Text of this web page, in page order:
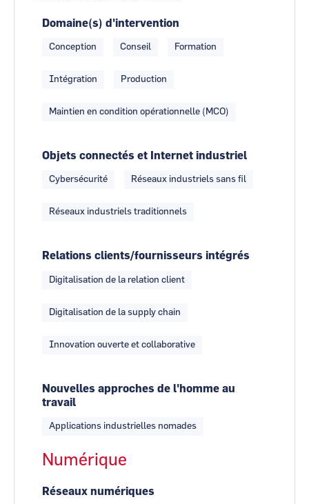
Domaine(s) d'intervention
Conception Conseil Formation
Intégration Production
Maintien en condition opérationnelle (MCO)
Objets connectés et Internet industriel
Cybersécurité Réseaux industriels sans fil
Réseaux industriels traditionnels
Relations clients/fournisseurs intégrés
Digitalisation de la relation client
Digitalisation de la supply chain
Innovation ouverte et collaborative
Nouvelles approches de l'homme au
travail
Applications industrielles nomades
Numérique
Réseaux numériques